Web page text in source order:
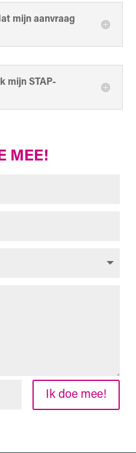
mijn aanvraag
mijn STAP-
MEE!
Ik doe mee!